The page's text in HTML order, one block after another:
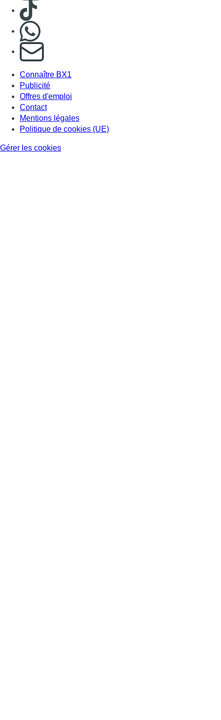
Consulter TikTok
S'abonner à notre newsletter
Connaître BX1
Publicité
Offres d'emploi
Contact
Mentions légales
Politique de cookies (UE)
Gérer les cookies